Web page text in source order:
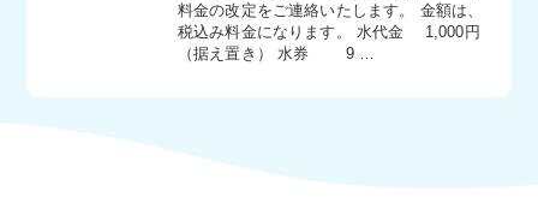
料金の改定をご連絡いたします。 金額は、
税込み料金になります。 水代金 1,000円
（据え置き） 水券 9 …